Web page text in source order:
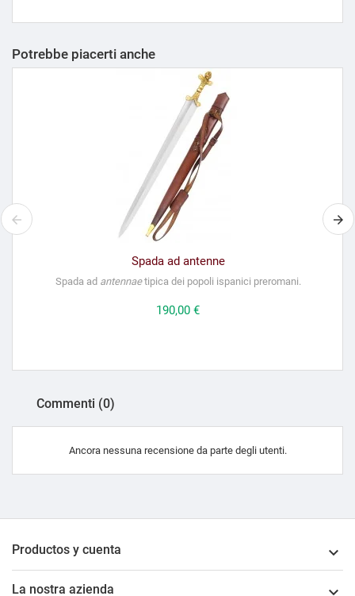
Potrebbe piacerti anche
Spada ad antenne
Spada ad antennaetipica dei popoli ispanici preromani.
Prezzo
190,00 €
Commenti (0)
Ancora nessuna recensione da parte degli utenti.
Productos y cuenta 
La nostra azienda